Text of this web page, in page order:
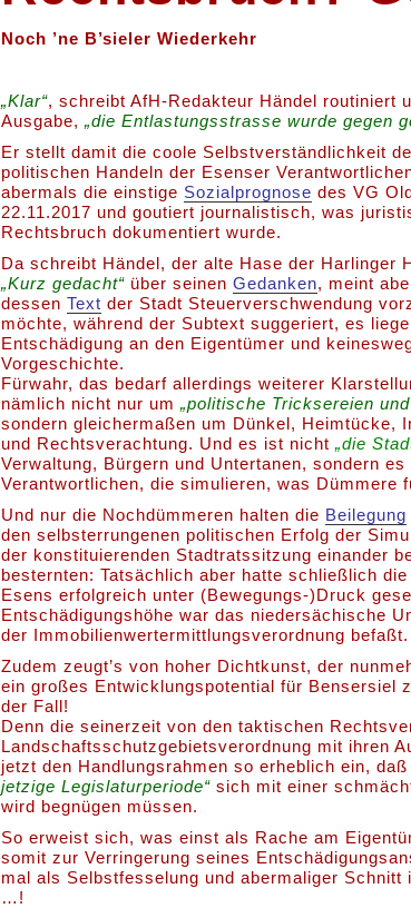
Noch ’ne B’sieler Wiederkehr
„Klar“, schreibt AfH-Redakteur Händel routiniert
Ausgabe,„die Entlastungsstrasse wurde gegen
Er stellt damit die coole Selbstverständlichkeit
politischen Handeln der Esenser
abermals die einstige Sozialprognose des VG
22.11.2017 und goutiert journalistisch, was
Rechtsbruch dokumentiert wurde.
Da schreibt Händel, der alte Hase der Harlinger
„Kurz gedacht“ über seinenGedanken, meint
dessenText der Stadt Steuerverschwendung
möchte, während der Subtext suggeriert, es
Entschädigung an den Eigentümer und
Vorgeschichte.
Fürwahr, das bedarf allerdings weiterer
nämlich nicht nur um„politische Tricksereien
sondern gleichermaßen um Dünkel, Heimtücke,
und Rechtsverachtung. Und es ist nicht„die
Verwaltung, Bürgern und Untertanen, sondern
Verantwortlichen, die simulieren, was Dümmere
Und nur die Nochdümmeren halten die Beilegung
den selbsterrungenen politischen Erfolg der
der konstituierenden Stadtratssitzung einander
besternten: Tatsächlich aber hatte schließlich
Esens erfolgreich unter (Bewegungs-)Druck
Entschädigungshöhe war das niedersächische
der Immobilienwertermittlungsverordnung befaßt.
Zudem zeugt’s von hoher Dichtkunst, der
ein großes Entwicklungspotential für Bensersiel
der Fall!
Denn die seinerzeit von den taktischen
Landschaftsschutzgebietsverordnung mit ihren
jetzt den Handlungsrahmen so erheblich ein,
jetzige Legislaturperiode“ sich mit einer
wird begnügen müssen.
So erweist sich, was einst als Rache am
somit zur Verringerung seines
mal als Selbstfesselung und abermaliger
…!